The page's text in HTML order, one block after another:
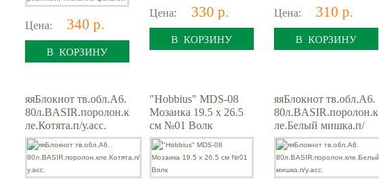
Цена: 340 р.
В КОРЗИНУ
Цена: 330 р.
В КОРЗИНУ
Цена: 310 р.
В КОРЗИНУ
яяБлокнот тв.обл.А6.
80л.BASIR.поролон.к
ле.Котята.п/у.асс.
"Hobbius" MDS-08
Мозаика 19.5 x 26.5
см №01 Волк
яяБлокнот тв.обл.А6.
80л.BASIR.поролон.к
ле.Белый мишка.п/
у.асс.